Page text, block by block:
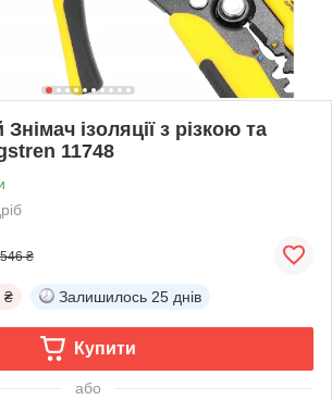
ізоляції з різкою та
11748
546 ₴
₴ Залишилось 25 днів
Купити
або